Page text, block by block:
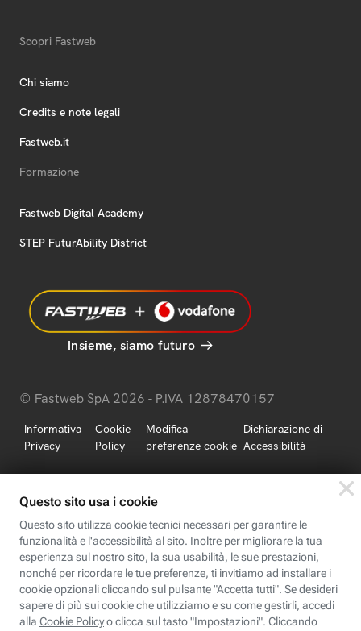
Scopri Fastweb
Chi siamo
Credits e note legali
Fastweb.it
Formazione
Fastweb Digital Academy
STEP FuturAbility District
Insieme, siamo futuro
© Fastweb SpA 2026 - P.IVA 12878470157
Informativa
Privacy
Cookie
Policy
Modifica
preferenze cookie
Dichiarazione di
Accessibilità